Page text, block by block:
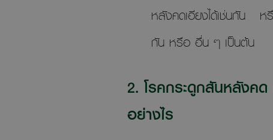
หลังคดเอียงได้เช่นกัน หรื
กัน หรือ อื่น ๆ เป็นต้น
2. โรคกระดูกสันหลังค
อย่างไร